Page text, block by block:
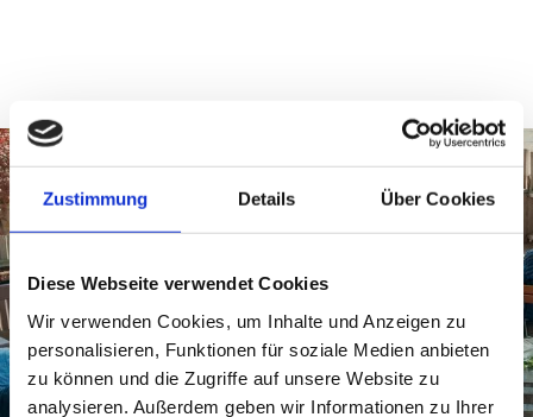
Zustimmung Details Über Cookies
Diese Webseite verwendet Cookies
Wir verwenden Cookies, um Inhalte und Anzeigen zu
personalisieren, Funktionen für soziale Medien anbieten
zu können und die Zugriffe auf unsere Website zu
analysieren. Außerdem geben wir Informationen zu Ihrer